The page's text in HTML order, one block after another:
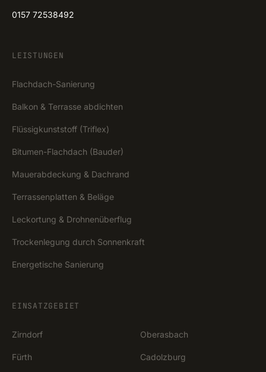
0157 72538492
LEISTUNGEN
Flachdach-Sanierung
Balkon & Terrasse abdichten
Flüssigkunststoff (Triflex)
Bitumen-Flachdach (Bauder)
Mauerabdeckung & Dachrand
Terrassenplatten & Beläge
Leckortung & Drohnenüberflug
Trockenlegung durch Sonnenkraft
Energetische Sanierung
EINSATZGEBIET
Zirndorf Oberasbach
Fürth Cadolzburg